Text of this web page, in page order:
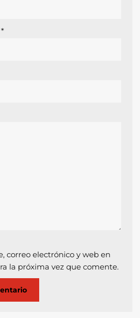
*
correo electrónico y web en
la próxima vez que comente.